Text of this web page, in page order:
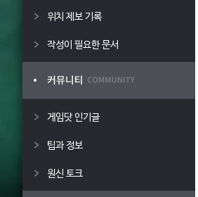
위치 제보 기록
작성이 필요한 문서
게임닷 인기글
팁과 정보
원신 토크